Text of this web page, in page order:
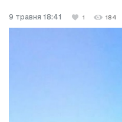
9 травня 18:41 1 184